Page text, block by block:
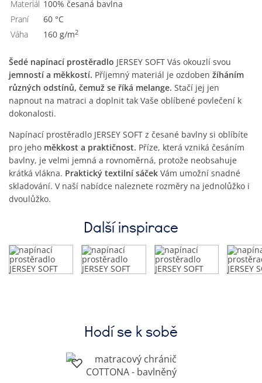
Materiál
100% česaná bavlna
Praní
60 °C
Váha
160 g/m2
Šedé napínací prostěradlo JERSEY SOFT Vás okouzlí svou
jemností a měkkostí. Příjemný materiál je ozdoben žíháním
různých odstínů, čemuž se říká melange. Stačí jej jen
napnout na matraci a doplnit tak Vaše oblíbené povlečení k
dokonalosti.
Napínací prostěradlo JERSEY SOFT z česané bavlny si oblíbíte
pro jeho měkkost a praktičnost. Příze, která vzniká česáním
bavlny, je velmi jemná a rovnoměrná, protože neobsahuje
krátká vlákna. Praktický textilní sáček Vám umožní snadné
skladování. V naší nabídce naleznete rozměry na jednolůžko i
dvoulůžko.
Další inspirace
Hodí se k sobě